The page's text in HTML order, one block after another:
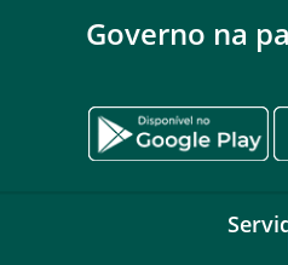
Governo na